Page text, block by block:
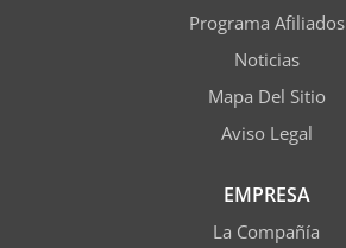
Programa Afiliados
Noticias
Mapa Del Sitio
Aviso Legal
EMPRESA
La Compañía